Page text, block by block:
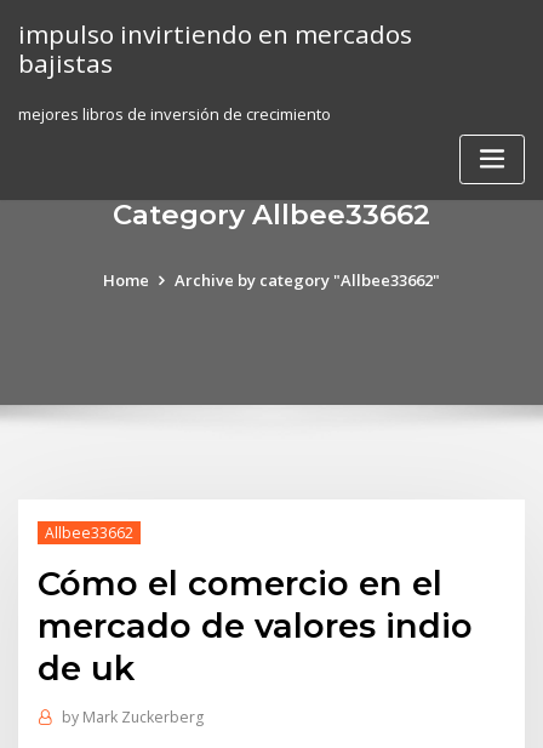
content
impulso invirtiendo en mercados
bajistas
mejores libros de inversión de crecimiento
Category Allbee33662
Home Archive by category "Allbee33662"
Allbee33662
Cómo el comercio en el
mercado de valores indio
de uk
by Mark Zuckerberg